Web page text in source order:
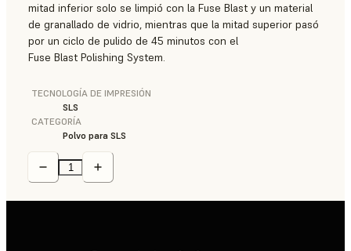
mitad inferior solo se limpió con la Fuse Blast y un material
de granallado de vidrio, mientras que la mitad superior pasó
por un ciclo de pulido de 45 minutos con el
Fuse Blast Polishing System.
TECNOLOGÍA DE IMPRESIÓN
SLS
CATEGORÍA
Polvo para SLS